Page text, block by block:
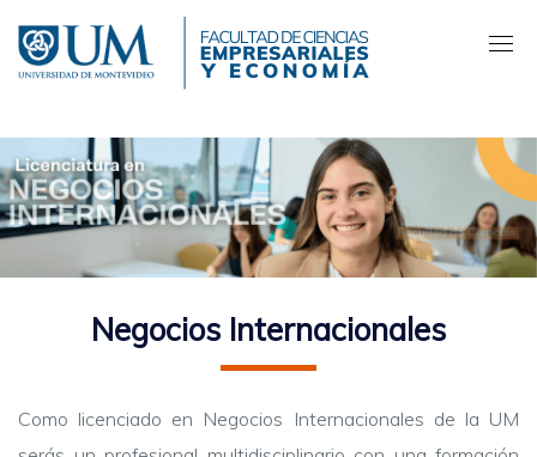
contenido
principal
Negocios Internacionales
Como licenciado en Negocios Internacionales de la UM